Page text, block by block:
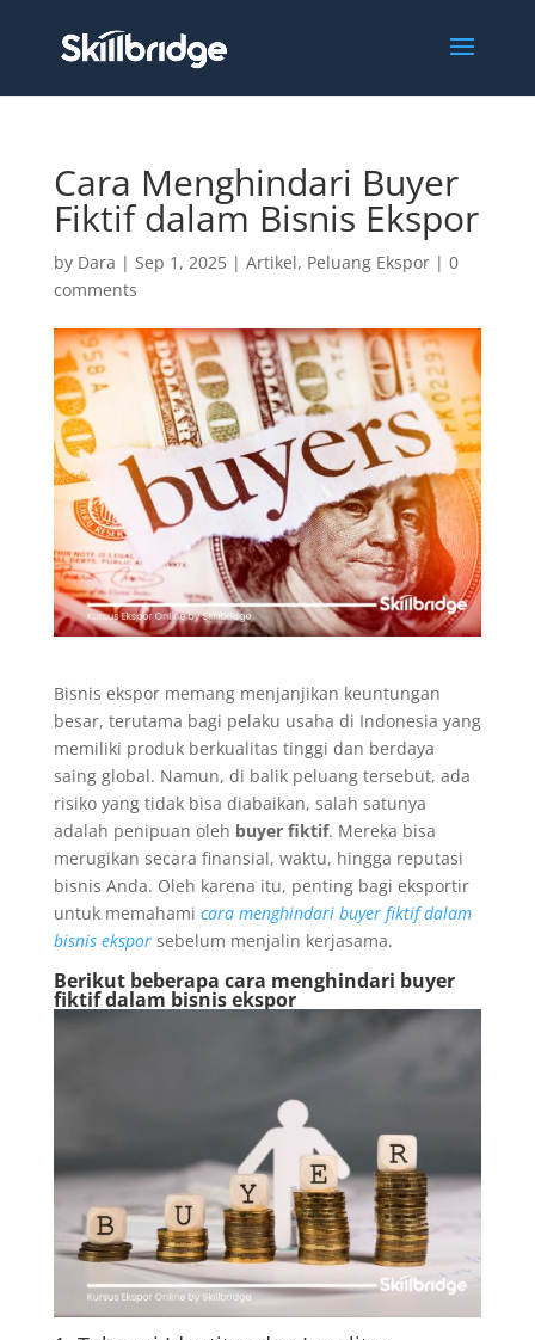
Cara Menghindari Buyer
Fiktif dalam Bisnis Ekspor
by Dara | Sep 1, 2025| Artikel, Peluang Ekspor| 0
comments
Bisnis ekspor memang menjanjikan keuntungan
besar, terutama bagi pelaku usaha di Indonesia yang
memiliki produk berkualitas tinggi dan berdaya
saing global. Namun, di balik peluang tersebut, ada
risiko yang tidak bisa diabaikan, salah satunya
adalah penipuan oleh buyer fiktif. Mereka bisa
merugikan secara finansial, waktu, hingga reputasi
bisnis Anda. Oleh karena itu, penting bagi eksportir
untuk memahami cara menghindari buyer fiktif dalam
bisnis eksporsebelum menjalin kerjasama.
Berikut beberapa cara menghindari buyer
fiktif dalam bisnis ekspor